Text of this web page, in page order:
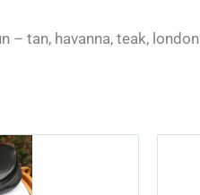
– tan, havanna, teak, london